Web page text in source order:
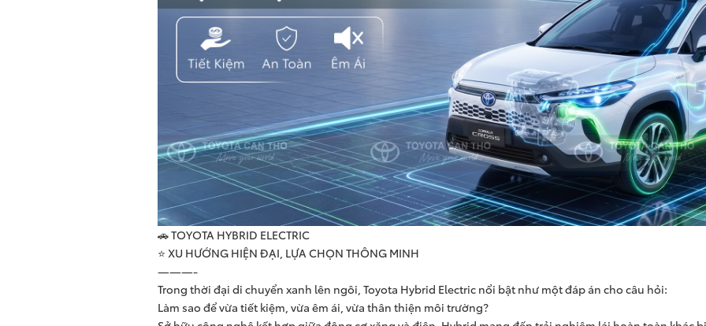
🚗 TOYOTA HYBRID ELECTRIC
⭐ XU HƯỚNG HIỆN ĐẠI, LỰA CHỌN THÔNG MINH
———-
Trong thời đại di chuyển xanh lên ngôi, Toyota Hybrid Electric nổi bật như một đáp án cho câu hỏi:
Làm sao để vừa tiết kiệm, vừa êm ái, vừa thân thiện môi trường?